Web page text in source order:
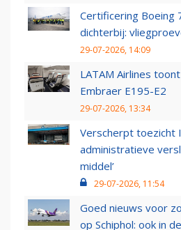
Certificering Boeing
dichterbij:
29-07-2026, 14:09
LATAM Airlines
Embraer E195-E2
29-07-2026, 13:34
Verscherpt toezicht
administratieve
middel’
29-07-2026, 11:54
Goed nieuws voor
op Schiphol: ook in